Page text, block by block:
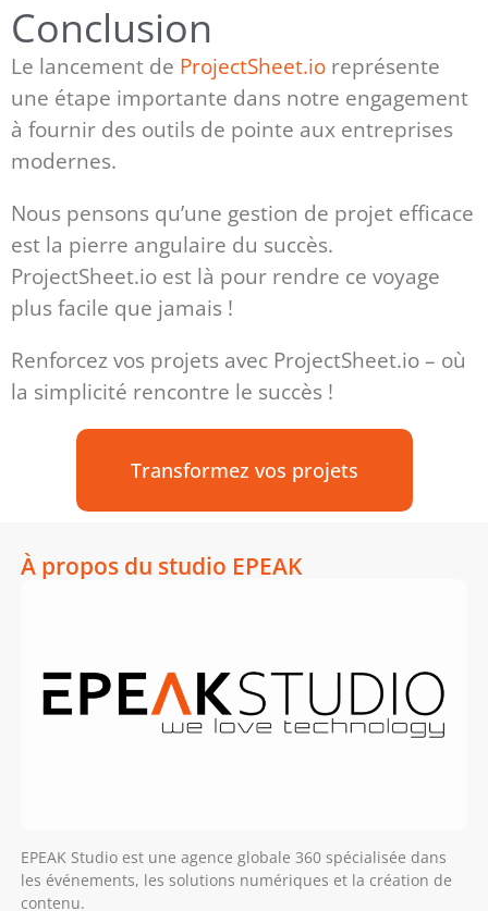
Conclusion
Le lancement de ProjectSheet.io représente
une étape importante dans notre engagement
à fournir des outils de pointe aux entreprises
modernes.
Nous pensons qu’une gestion de projet efficace
est la pierre angulaire du succès.
ProjectSheet.io est là pour rendre ce voyage
plus facile que jamais !
Renforcez vos projets avec ProjectSheet.io – où
la simplicité rencontre le succès !
Transformez vos projets
À propos du studio EPEAK
EPEAK Studio est une agence globale 360 spécialisée dans
les événements, les solutions numériques et la création de
contenu.